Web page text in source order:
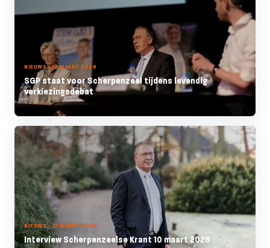
NIEUWS - 13 MAART 2026
SGP staat voor Scherpenzeel tijdens levendig
verkiezingsdebat
NIEUWS - 12 MAART 2026
Interview Scherpenzeelse Krant 10 maart 2026